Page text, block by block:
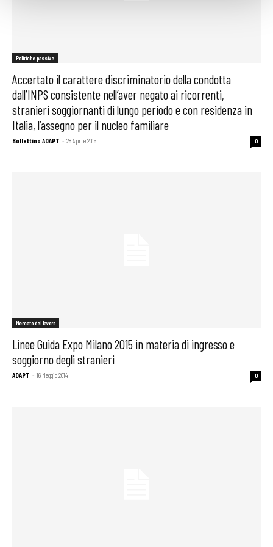
Politiche passive
Accertato il carattere discriminatorio della condotta
dall’INPS consistente nell’aver negato ai ricorrenti,
stranieri soggiornanti di lungo periodo e con residenza in
Italia, l’assegno per il nucleo familiare
Bollettino ADAPT - 28 Aprile 2015 0
Mercato del lavoro
Linee Guida Expo Milano 2015 in materia di ingresso e
soggiorno degli stranieri
ADAPT - 16 Maggio 2014 0